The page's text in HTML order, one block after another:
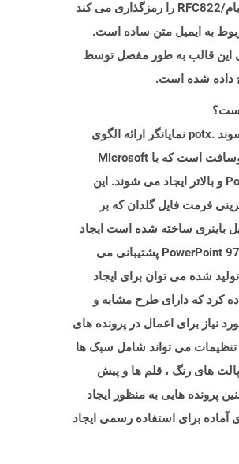
تعریف شده در پیام/RFC822 را رمزگذاری می کند
به ایمیل متن ساده است.
قالب به طور مفصل توسط
پرونده هایی با پسوند .potx نمایانگر ارائه الگوی
پاورپوینت مایکروسافت است که با Microsoft
PowerPoint 2007 و بالاتر ایجاد می شوند. این
فرمت فایل گلدان که بر
باینری ساخته شده است ایجاد
شده و با PowerPoint 97-2003 پشتیبانی می
شده می توان برای ایجاد
کرد که دارای طرح مشابه و
نیاز برای اعمال در پرونده های
تنظیمات می تواند شامل سبک ها
های رنگ ، قلم ها و پیش
پرونده هایی به منظور ایجاد
آماده برای استفاده رسمی ایجاد